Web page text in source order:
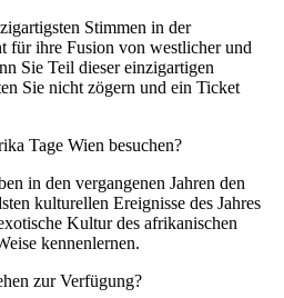
Stimmen in der
für ihre Fusion von westlicher und
Sie Teil dieser einzigartigen
Sie nicht zögern und ein Ticket
Tage Wien besuchen?
in den vergangenen Jahren den
kulturellen Ereignisse des Jahres
Kultur des afrikanischen
kennenlernen.
zur Verfügung?